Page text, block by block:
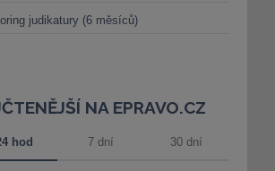
judikatury (6 měsíců)
NA EPRAVO.CZ
hod 7 dní 30 dní